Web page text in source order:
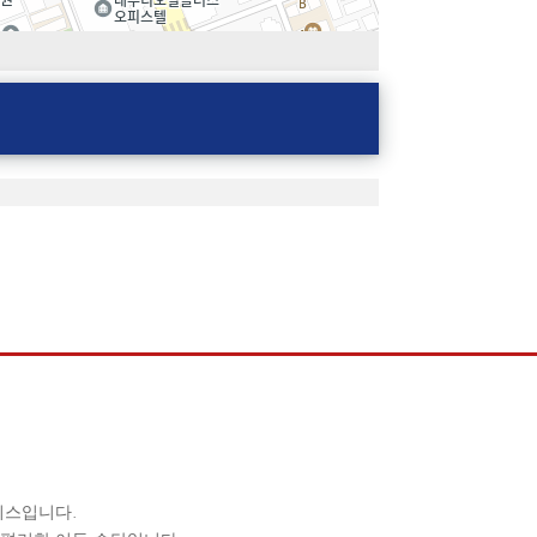
입니다.